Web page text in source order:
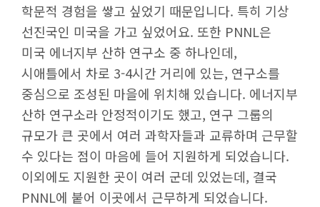
학문적 경험을 쌓고 싶었기 때문입니다. 특히 기상
선진국인 미국을 가고 싶었어요. 또한 PNNL은
미국 에너지부 산하 연구소 중 하나인데,
시애틀에서 차로 3-4시간 거리에 있는, 연구소를
중심으로 조성된 마을에 위치해 있습니다. 에너지부
산하 연구소라 안정적이기도 했고, 연구 그룹의
규모가 큰 곳에서 여러 과학자들과 교류하며 근무할
수 있다는 점이 마음에 들어 지원하게 되었습니다.
이외에도 지원한 곳이 여러 군데 있었는데, 결국
PNNL에 붙어 이곳에서 근무하게 되었습니다.